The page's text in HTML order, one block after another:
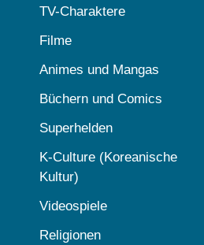
TV-Charaktere
Filme
Animes und Mangas
Büchern und Comics
Superhelden
K-Culture (Koreanische
Kultur)
Videospiele
Religionen